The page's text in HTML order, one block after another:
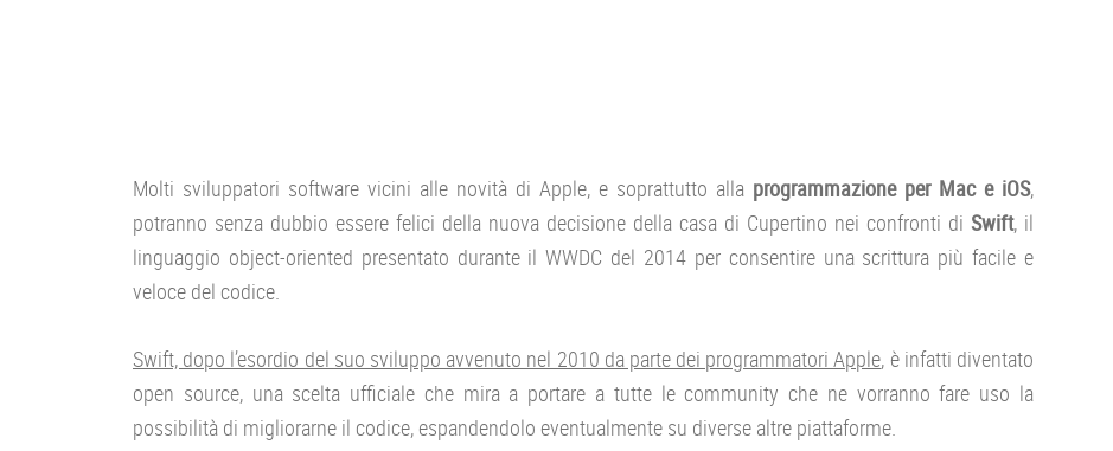
Molti sviluppatori software vicini alle novità di Apple, e soprattutto alla programmazione per Mac e iOS,
potranno senza dubbio essere felici della nuova decisione della casa di Cupertino nei confronti di Swift, il
linguaggio object-oriented presentato durante il WWDC del 2014 per consentire una scrittura più facile e
veloce del codice.
Swift, dopo l’esordio del suo sviluppo avvenuto nel 2010 da parte dei programmatori Apple, è infatti diventato
open source, una scelta ufficiale che mira a portare a tutte le community che ne vorranno fare uso la
possibilità di migliorarne il codice, espandendolo eventualmente su diverse altre piattaforme.